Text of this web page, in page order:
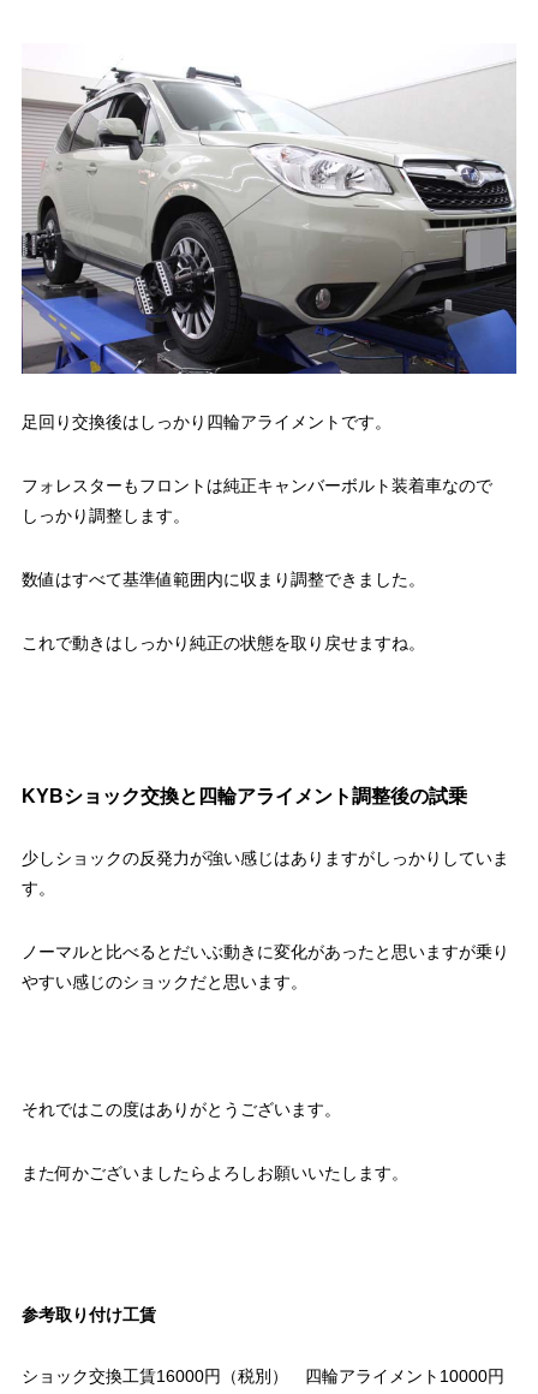
足回り交換後はしっかり四輪アライメントです。
フォレスターもフロントは純正キャンバーボルト装着車なので
しっかり調整します。
数値はすべて基準値範囲内に収まり調整できました。
これで動きはしっかり純正の状態を取り戻せますね。
KYBショック交換と四輪アライメント調整後の試乗
少しショックの反発力が強い感じはありますがしっかりしていま
す。
ノーマルと比べるとだいぶ動きに変化があったと思いますが乗り
やすい感じのショックだと思います。
それではこの度はありがとうございます。
また何かございましたらよろしお願いいたします。
参考取り付け工賃
ショック交換工賃16000円（税別） 四輪アライメント10000円